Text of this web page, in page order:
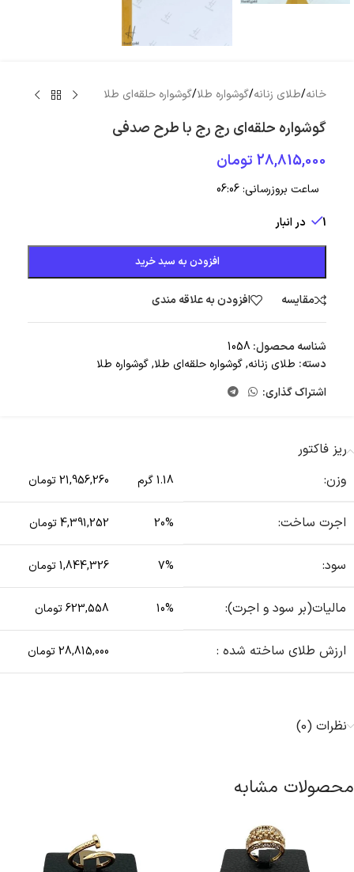
خانه/طلای زنانه/گوشواره طلا/گوشواره حلقه‌ای طلا
گوشواره حلقه‌ای رج رج با طرح صدفی
28,815,000 تومان
ساعت بروزرسانی:06:06
1 در انبار
افزودن به سبد خرید
مقایسه افزودن به علاقه مندی
شناسه محصول: 1058
دسته: طلای زنانه,گوشواره حلقه‌ای طلا,گوشواره طلا
اشتراک گذاری:
ریز فاکتور
وزن:
1.18 گرم 21,956,260 تومان
اجرت ساخت: 20% 4,391,252 تومان
سود: 7% 1,844,326 تومان
مالیات(بر سود و اجرت): 10% 623,558 تومان
ارزش طلای ساخته شده : 28,815,000 تومان
نظرات (0)
محصولات مشابه